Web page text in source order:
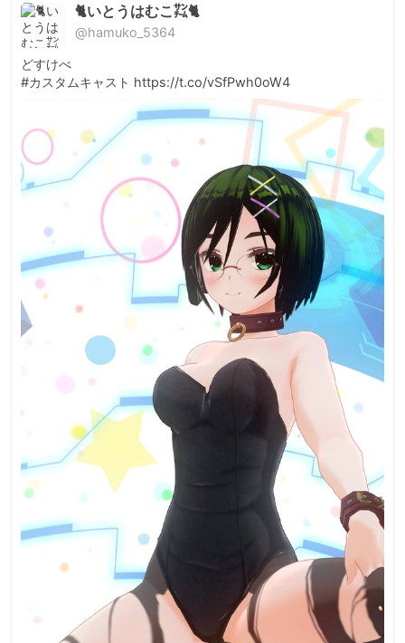
🐈いとうはむこ㌠🐈
@hamuko_5364
どすけべ
#カスタムキャスト https://t.co/vSfPwh0oW4